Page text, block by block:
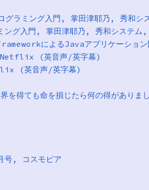
ミング入門, 掌田津耶乃, 秀和シ
グ入門, 掌田津耶乃, 秀和システム
によるJavaアプリケーショ
(英音声/英字幕)
2018-02-12 Altered Carbon @ Netflix (英音声/英字幕)
得ても命を損じたら何の得がありま
号, コスモピア